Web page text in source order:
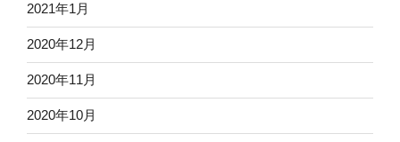
2021年1月
2020年12月
2020年11月
2020年10月